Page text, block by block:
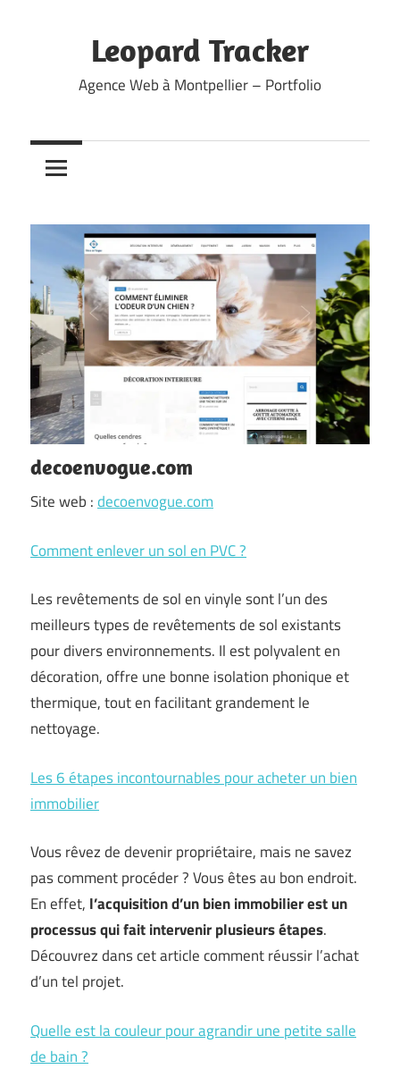
Leopard Tracker
Agence Web à Montpellier – Portfolio
decoenvogue.com
Site web :decoenvogue.com
Comment enlever un sol en PVC ?
Les revêtements de sol en vinyle sont l’un des
meilleurs types de revêtements de sol existants
pour divers environnements. Il est polyvalent en
décoration, offre une bonne isolation phonique et
thermique, tout en facilitant grandement le
nettoyage.
Les 6 étapes incontournables pour acheter un bien
immobilier
Vous rêvez de devenir propriétaire, mais ne savez
pas comment procéder ? Vous êtes au bon endroit.
En effet, l’acquisition d’un bien immobilier est un
processus qui fait intervenir plusieurs étapes.
Découvrez dans cet article comment réussir l’achat
d’un tel projet.
Quelle est la couleur pour agrandir une petite salle
de bain ?